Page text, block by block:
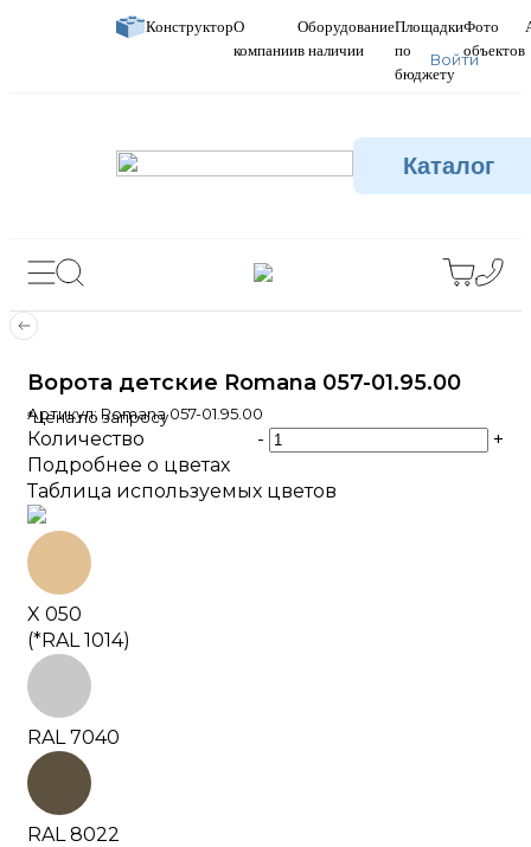
КонструкторО
компании
Оборудование
в наличии
Площадки
по
бюджету
Фото
объектов
Войти
Каталог
Ворота детские Romana 057-01.95.00
Артикул: Romana 057-01.95.00
*Цена по запросу
Количество -
+
Подробнее о цветах
Таблица используемых цветов
X 050
(*RAL 1014)
RAL 7040
RAL 8022